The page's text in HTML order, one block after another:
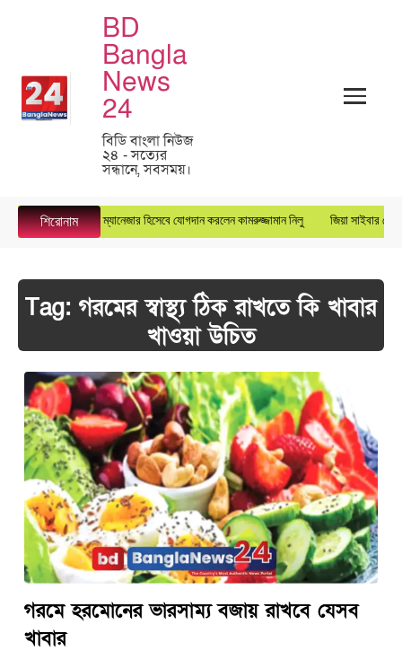
BD
Bangla
News
24
বিডি বাংলা নিউজ
২৪ - সত্যের
সন্ধানে, সবসময়।
শিরোনাম
গ্রুপে জেনারেল ম্যানেজার হিসেবে যোগদান করলেন কামরুজ্জামান নিলু জিয়া সাইবার
Tag: গরমের স্বাস্থ্য ঠিক রাখতে কি খাবার
খাওয়া উচিত
গরমে হরমোনের ভারসাম্য বজায় রাখবে যেসব
খাবার